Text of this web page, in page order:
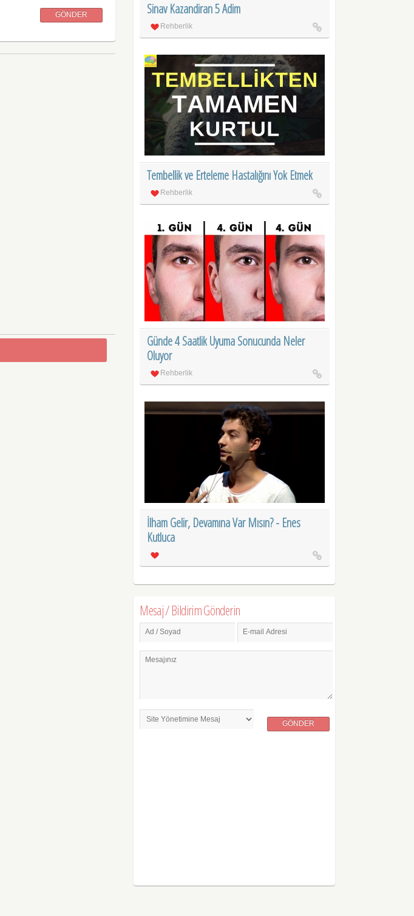
GÖNDER Sinav Kazandiran 5 Adim
Rehberlik
Tembellik ve Erteleme Hastalığını Yok Etmek
Rehberlik
Günde 4 Saatlik Uyuma Sonucunda Neler
Oluyor
Rehberlik
İlham Gelir, Devamına Var Mısın? - Enes
Kutluca
Mesaj / Bildirim Gönderin
Ad / Soyad E-mail Adresi
Mesajınız
GÖNDER